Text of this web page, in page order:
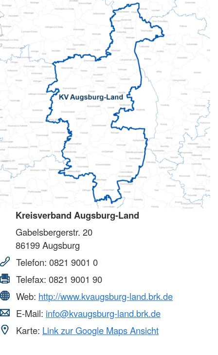
Kreisverband Augsburg-Land
Gabelsbergerstr. 20
86199Augsburg
Telefon: 0821 9001 0
Telefax: 0821 9001 90
Web: http://www.kvaugsburg-land.brk.de
E-Mail: info@kvaugsburg-land.brk.de
Karte: Link zur Google Maps Ansicht